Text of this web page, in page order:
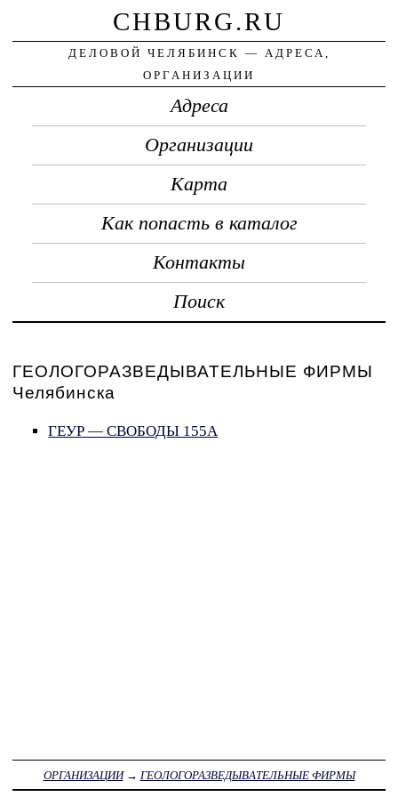
CHBURG.RU
ДЕЛОВОЙ ЧЕЛЯБИНСК — АДРЕСА,
ОРГАНИЗАЦИИ
Адреса
Организации
Карта
Как попасть в каталог
Контакты
Поиск
ГЕОЛОГОРАЗВЕДЫВАТЕЛЬНЫЕ ФИРМЫ
Челябинска
ГЕУР — СВОБОДЫ 155А
ОРГАНИЗАЦИИ→ ГЕОЛОГОРАЗВЕДЫВАТЕЛЬНЫЕ ФИРМЫ